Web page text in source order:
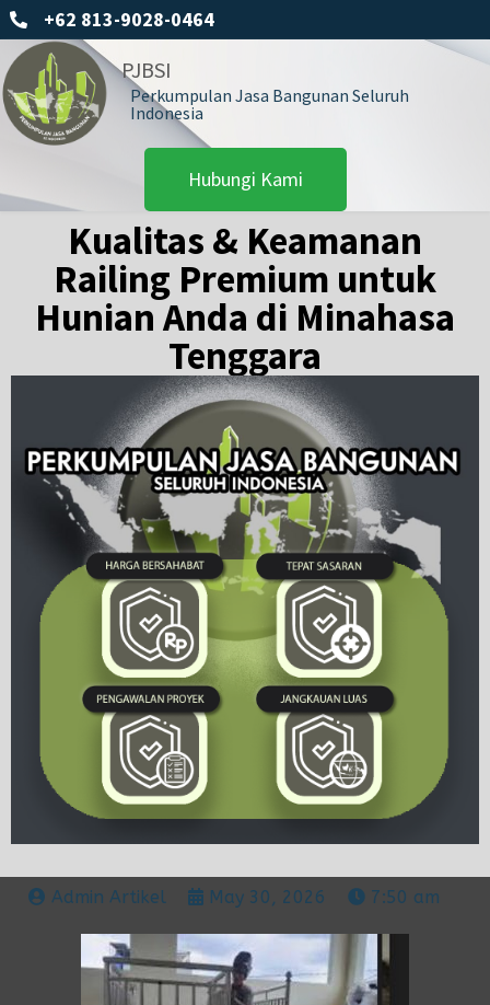
+62 813-9028-0464
PJBSI
Perkumpulan Jasa Bangunan Seluruh
Indonesia
Hubungi Kami
Kualitas & Keamanan
Railing Premium untuk
Hunian Anda di Minahasa
Tenggara
Admin Artikel May 30, 2026 7:50 am